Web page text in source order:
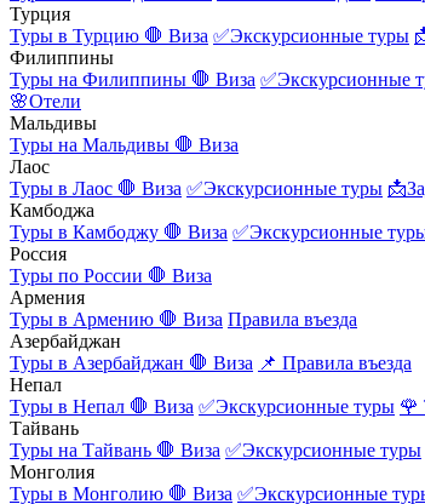
Турция
Туры в Турцию 🛑 Виза ✅Экскурсионные туры
Филиппины
Туры на Филиппины 🛑 Виза ✅Экскурсионные
🌸Отели
Мальдивы
Туры на Мальдивы 🛑 Виза
Лаос
Туры в Лаос 🛑 Виза ✅Экскурсионные туры
Камбоджа
Туры в Камбоджу 🛑 Виза ✅Экскурсионные
Россия
Туры по России 🛑 Виза
Армения
Туры в Армению 🛑 Виза Правила въезда
Азербайджан
Туры в Азербайджан 🛑 Виза 📌 Правила въезда
Непал
Туры в Непал 🛑 Виза ✅Экскурсионные туры 🌹
Тайвань
Туры на Тайвань 🛑 Виза ✅Экскурсионные туры
Монголия
Туры в Монголию 🛑 Виза ✅Экскурсионные